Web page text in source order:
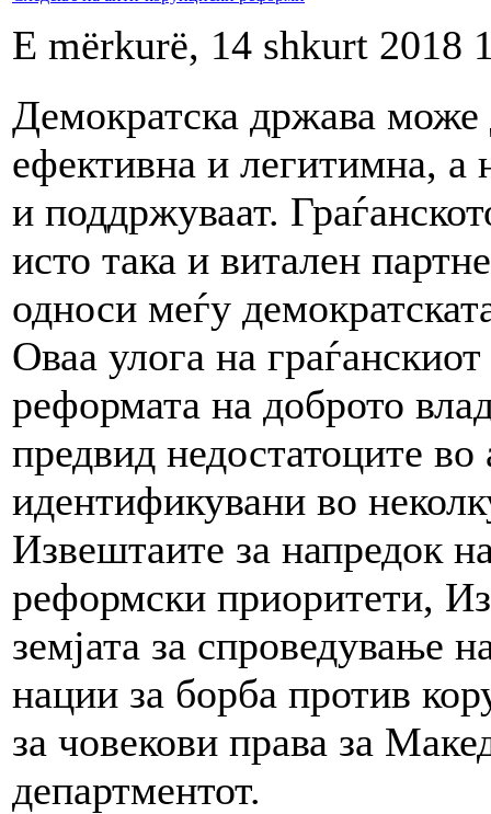
E mërkurë, 14 shkurt 2018
Демократска држава може
ефективна и легитимна, а
и поддржуваат.
исто така и витален
односи меѓу
Оваа улога на
реформата на доброто
предвид недостатоците во
идентификувани во
Извештаите за напредок
реформски приоритети,
земјата за спроведување
нации за борба против
за човекови права за
департментот.